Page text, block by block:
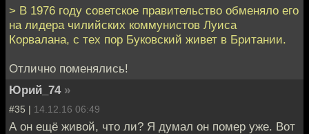
> В 1976 году советское правительство обменяло его
на лидера чилийских коммунистов Луиса
Корвалана, с тех пор Буковский живет в Британии.
Отлично поменялись!
Юрий_74 »
#35 | 14.12.16 06:49
А он ещё живой, что ли? Я думал он помер уже. Вот